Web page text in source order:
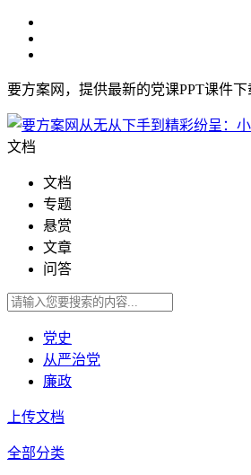
要方案网，提供最新的党课PPT课件
文档
文档
专题
悬赏
文章
问答
党史
从严治党
廉政
上传文档
全部分类